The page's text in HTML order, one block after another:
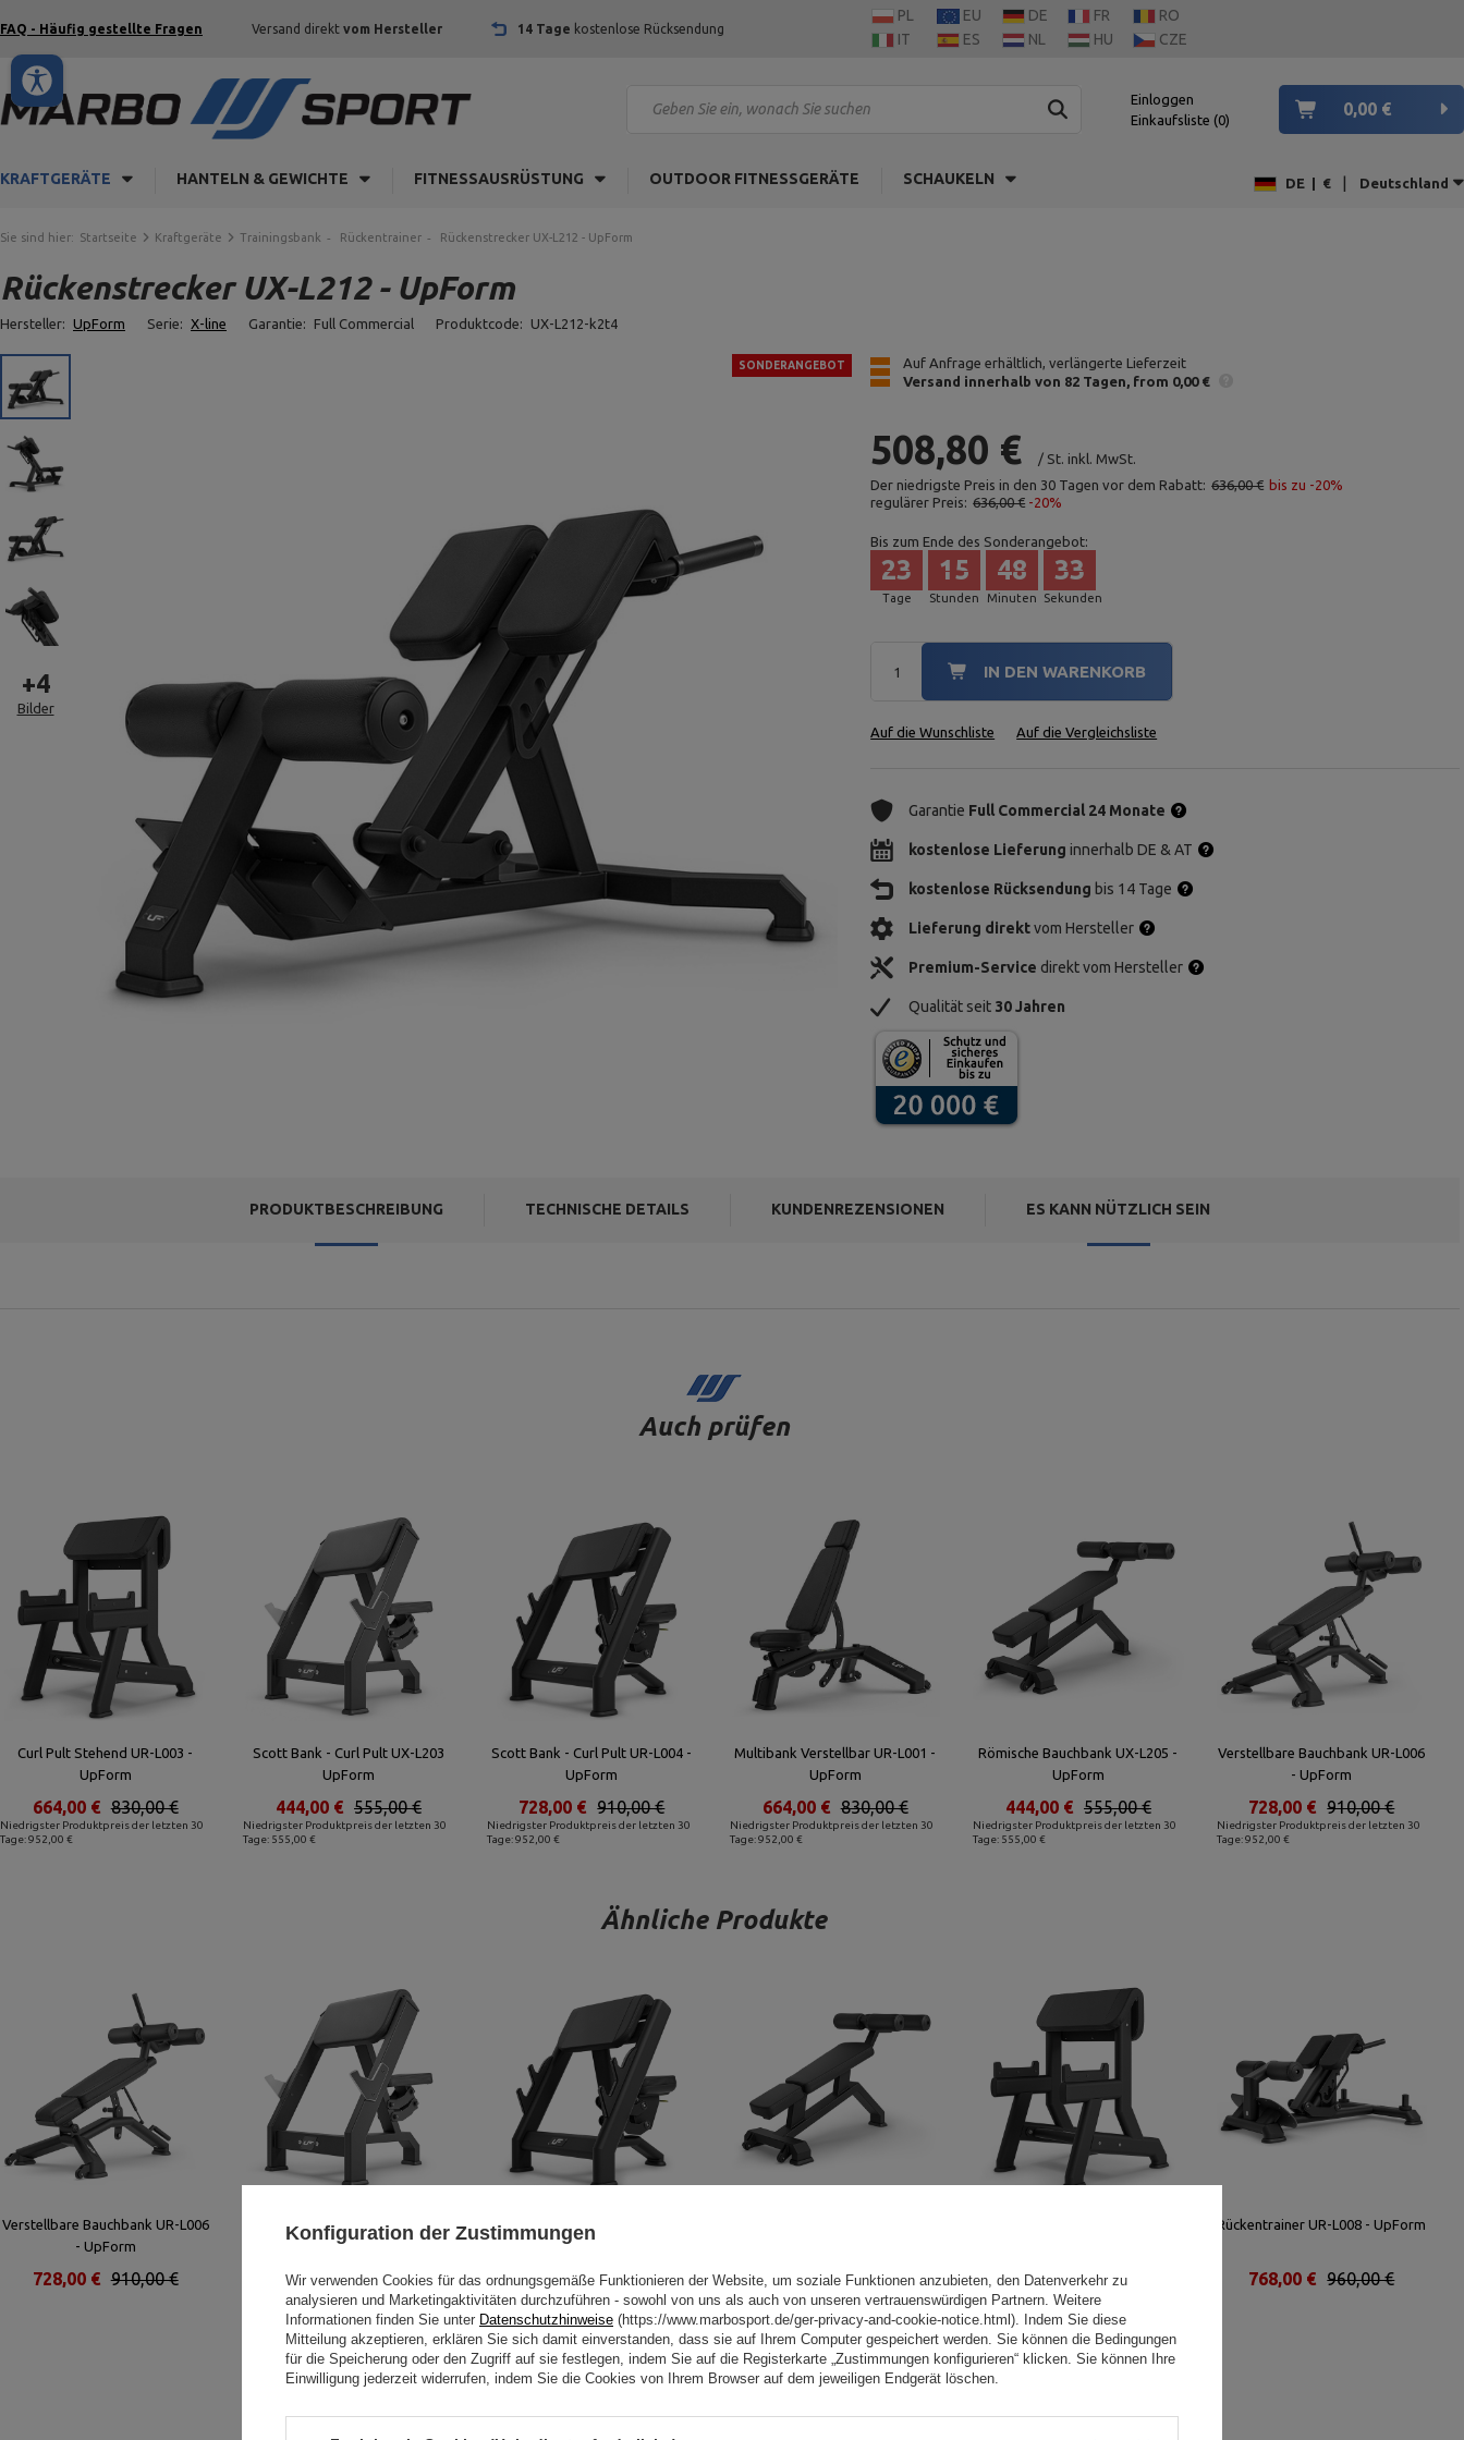
FAQ - Häufig gestellte Fragen Versand direkt vom Hersteller 14 Tage kostenlose Rücksendung
PL EU DE FR
RO
IT
ES NL HU CZE
Einloggen
Einkaufsliste 0
0,00 €
KRAFTGERÄTE HANTELN & GEWICHTE FITNESSAUSRÜSTUNG OUTDOOR FITNESSGERÄTE SCHAUKELN DE € | Deutschland
Sie sind hier: Startseite Kraftgeräte Trainingsbank Rückentrainer Rückenstrecker UX-L212 - UpForm
Rückenstrecker UX-L212 - UpForm
Hersteller: UpForm Serie: X-line Garantie: Full Commercial Produktcode: UX-L212-k2t4
+4
Bilder
SONDERANGEBOT
Auf Anfrage erhältlich, verlängerte Lieferzeit
Versand innerhalb von 82 Tagen from 0,00 €
508,80 € / St. inkl. MwSt.
Der niedrigste Preis in den 30 Tagen vor dem Rabatt: 636,00 € bis zu -20%
regulärer Preis: 636,00 € -20%
Bis zum Ende des Sonderangebot:
Tage
23
Stunden
15
Minuten
48
Sekunden
32
IN DEN WARENKORB
Auf die Wunschliste Auf die Vergleichsliste
Garantie Full Commercial 24 Monate
kostenlose Lieferung innerhalb DE & AT
kostenlose Rücksendung bis 14 Tage
Lieferung direktvom Hersteller
Premium-Service direkt vom Hersteller
Qualität seit 30 Jahren
PRODUKTBESCHREIBUNG TECHNISCHE DETAILS KUNDENREZENSIONEN ES KANN NÜTZLICH SEIN
Auch prüfen
Curl Pult Stehend UR-L003 -
UpForm
Niedrigster Produktpreis der letzten 30
Tage: 952,00 €
830,00 €
664,00 €
Scott Bank - Curl Pult UX-L203
UpForm
Niedrigster Produktpreis der letzten 30
Tage: 555,00 €
555,00 €
444,00 €
Scott Bank - Curl Pult UR-L004 -
UpForm
Niedrigster Produktpreis der letzten 30
Tage: 952,00 €
910,00 €
728,00 €
Multibank Verstellbar UR-L001 -
UpForm
Niedrigster Produktpreis der letzten 30
Tage: 952,00 €
830,00 €
664,00 €
Römische Bauchbank UX-L205 -
UpForm
Niedrigster Produktpreis der letzten 30
Tage: 555,00 €
555,00 €
444,00 €
Verstellbare Bauchbank UR-L006
- UpForm
Niedrigster Produktpreis der letzten 30
Tage: 952,00 €
910,00 €
728,00 €
Ähnliche Produkte
Verstellbare Bauchbank UR-L006
- UpForm
910,00 €
728,00 €
Scott Bank - Curl Pult UX-L203
UpForm
555,00 €
444,00 €
Scott Bank - Curl Pult UR-L004 -
UpForm
910,00 €
728,00 € 555,00 €
444,00 € 830,00 €
664,00 €
Rückentrainer UR-L008 - UpForm
960,00 €
768,00 €
Konfiguration der Zustimmungen
Wir verwenden Cookies für das ordnungsgemäße Funktionieren der Website, um soziale Funktionen anzubieten, den Datenverkehr zu
analysieren und Marketingaktivitäten durchzuführen - sowohl von uns als auch von unseren vertrauenswürdigen Partnern. Weitere
Informationen finden Sie unter Datenschutzhinweise (https://www.marbosport.de/ger-privacy-and-cookie-notice.html). Indem Sie diese
Mitteilung akzeptieren, erklären Sie sich damit einverstanden, dass sie auf Ihrem Computer gespeichert werden. Sie können die Bedingungen
für die Speicherung oder den Zugriff auf sie festlegen, indem Sie auf die Registerkarte „Zustimmungen konfigurieren“ klicken. Sie können Ihre
Einwilligung jederzeit widerrufen, indem Sie die Cookies von Ihrem Browser auf dem jeweiligen Endgerät löschen.